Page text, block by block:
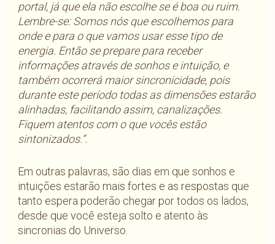
portal, já que ela não escolhe se é boa ou ruim.
Lembre-se: Somos nós que escolhemos para
onde e para o que vamos usar esse tipo de
energia. Então se prepare para receber
informações através de sonhos e intuição, e
também ocorrerá maior sincronicidade, pois
durante este período todas as dimensões estarão
alinhadas, facilitando assim, canalizações.
Fiquem atentos com o que vocês estão
sintonizados.”.
Em outras palavras, são dias em que sonhos e
intuições estarão mais fortes e as respostas que
tanto espera poderão chegar por todos os lados,
desde que você esteja solto e atento às
sincronias do Universo.